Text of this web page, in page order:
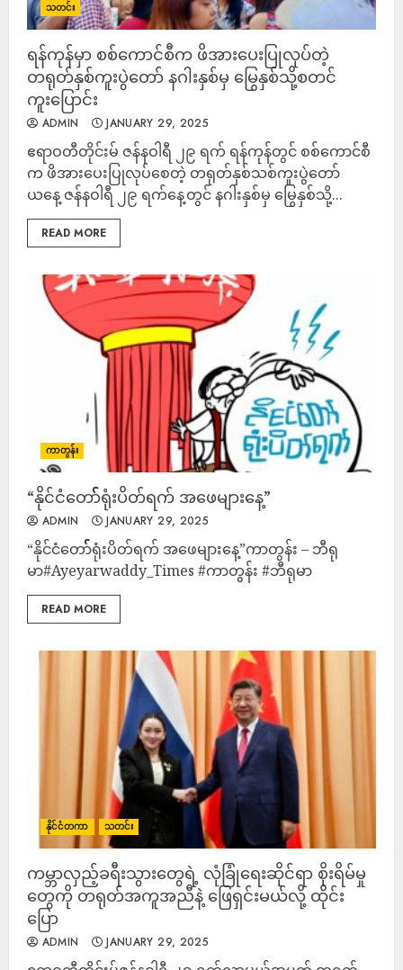
သတင်း
ရန်ကုန်မှာ စစ်ကောင်စီက ဖိအားပေးပြုလုပ်တဲ့
တရုတ်နှစ်ကူးပွဲတော် နဂါးနှစ်မှ မြွေနှစ်သို့စတင်
ကူးပြောင်း
ADMIN JANUARY 29, 2025
ဧရာဝတီတိုင်းမ် ဇန်နဝါရီ ၂၉ ရက် ရန်ကုန်တွင် စစ်ကောင်စီ
က ဖိအားပေးပြုလုပ်စေတဲ့ တရုတ်နှစ်သစ်ကူးပွဲတော်
ယနေ့ ဇန်နဝါရီ ၂၉ ရက်နေ့တွင် နဂါးနှစ်မှ မြွေနှစ်သို့...
READ MORE
ကာတွန်း
“နိုင်ငံတော််််ရုံးပိတ်ရက် အဖေများနေ့”
ADMIN JANUARY 29, 2025
“နိုင်ငံတော််််ရုံးပိတ်ရက် အဖေများနေ့”ကာတွန်း – ဘီရု
မာ#Ayeyarwaddy_Times #ကာတွန်း #ဘီရုမာ
READ MORE
နိုင်ငံတကာ သတင်း
ကမ္ဘာလှည့်ခရီးသွားတွေရဲ့ လုံခြုံရေးဆိုင်ရာ စိုးရိမ်မှု
တွေကို တရုတ်အကူအညီနဲ့ ဖြေရှင်းမယ်လို့ ထိုင်း
ပြော
ADMIN JANUARY 29, 2025